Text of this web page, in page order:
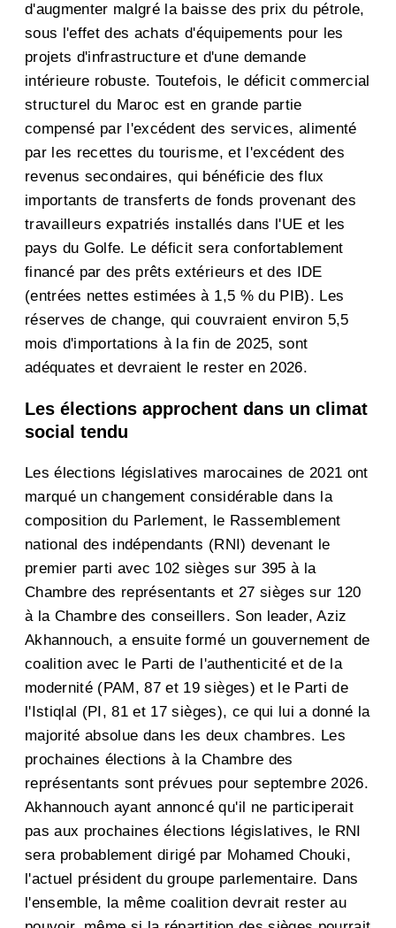
d'augmenter malgré la baisse des prix du pétrole,
sous l'effet des achats d'équipements pour les
projets d'infrastructure et d'une demande
intérieure robuste. Toutefois, le déficit commercial
structurel du Maroc est en grande partie
compensé par l'excédent des services, alimenté
par les recettes du tourisme, et l'excédent des
revenus secondaires, qui bénéficie des flux
importants de transferts de fonds provenant des
travailleurs expatriés installés dans l'UE et les
pays du Golfe. Le déficit sera confortablement
financé par des prêts extérieurs et des IDE
(entrées nettes estimées à 1,5 % du PIB). Les
réserves de change, qui couvraient environ 5,5
mois d'importations à la fin de 2025, sont
adéquates et devraient le rester en 2026.
Les élections approchent dans un climat
social tendu
Les élections législatives marocaines de 2021 ont
marqué un changement considérable dans la
composition du Parlement, le Rassemblement
national des indépendants (RNI) devenant le
premier parti avec 102 sièges sur 395 à la
Chambre des représentants et 27 sièges sur 120
à la Chambre des conseillers. Son leader, Aziz
Akhannouch, a ensuite formé un gouvernement de
coalition avec le Parti de l'authenticité et de la
modernité (PAM, 87 et 19 sièges) et le Parti de
l'Istiqlal (PI, 81 et 17 sièges), ce qui lui a donné la
majorité absolue dans les deux chambres. Les
prochaines élections à la Chambre des
représentants sont prévues pour septembre 2026.
Akhannouch ayant annoncé qu'il ne participerait
pas aux prochaines élections législatives, le RNI
sera probablement dirigé par Mohamed Chouki,
l'actuel président du groupe parlementaire. Dans
l'ensemble, la même coalition devrait rester au